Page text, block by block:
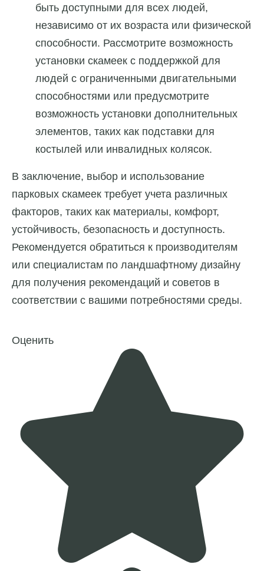
быть доступными для всех людей,
независимо от их возраста или физической
способности. Рассмотрите возможность
установки скамеек с поддержкой для
людей с ограниченными двигательными
способностями или предусмотрите
возможность установки дополнительных
элементов, таких как подставки для
костылей или инвалидных колясок.
В заключение, выбор и использование
парковых скамеек требует учета различных
факторов, таких как материалы, комфорт,
устойчивость, безопасность и доступность.
Рекомендуется обратиться к производителям
или специалистам по ландшафтному дизайну
для получения рекомендаций и советов в
соответствии с вашими потребностями среды.
Оценить